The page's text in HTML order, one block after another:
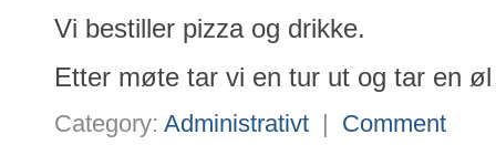
Vi bestiller pizza og drikke.
Etter møte tar vi en tur ut og tar en
Category: Administrativt | Comment